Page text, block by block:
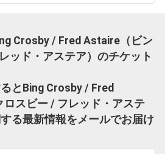
Crosby / Fred Astaire（ビン
ッド・アステア）のチケット
とBing Crosby / Fred
スビー / フレッド・アステ
る最新情報をメールでお届け